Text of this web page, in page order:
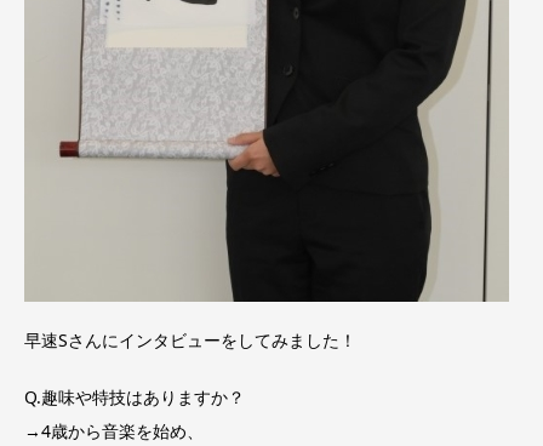
早速Sさんにインタビューをしてみました！
Q.趣味や特技はありますか？
→4歳から音楽を始め、